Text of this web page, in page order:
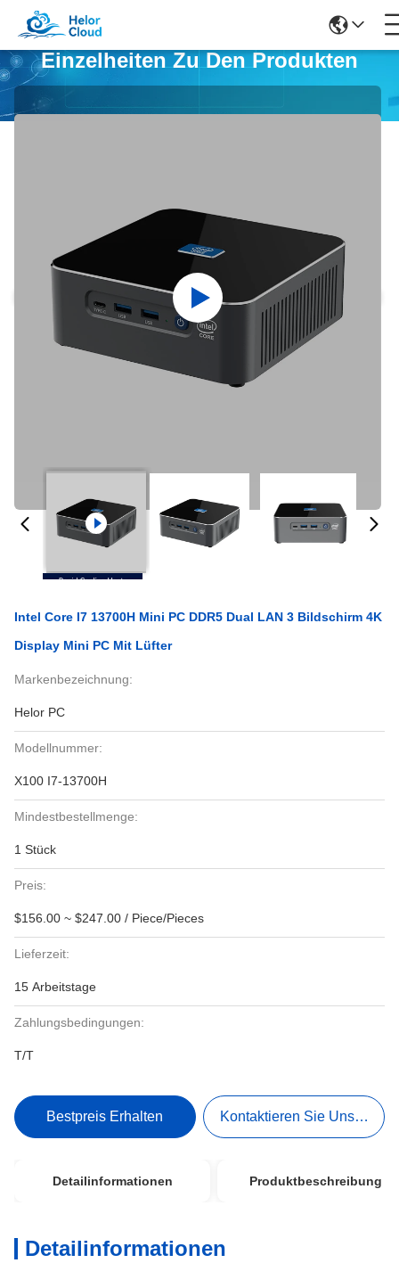
Einzelheiten Zu Den Produkten
Intel Core I7 13700H Mini PC DDR5 Dual LAN 3 Bildschirm 4K
Display Mini PC Mit Lüfter
Markenbezeichnung:
Helor PC
Modellnummer:
X100 I7-13700H
Mindestbestellmenge:
1 Stück
Preis:
$156.00 ~ $247.00 / Piece/Pieces
Lieferzeit:
15 Arbeitstage
Zahlungsbedingungen:
T/T
Bestpreis Erhalten Kontaktieren Sie Uns Jetzt
Detailinformationen Produktbeschreibung
Detailinformationen